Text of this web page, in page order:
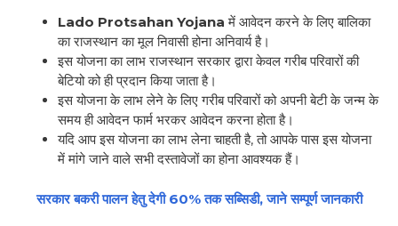
Lado Protsahan Yojana में आवेदन करने के लिए बालिका
का राजस्थान का मूल निवासी होना अनिवार्य है।
इस योजना का लाभ राजस्थान सरकार द्वारा केवल गरीब परिवारों की
बेटियो को ही प्रदान किया जाता है।
इस योजना के लाभ लेने के लिए गरीब परिवारों को अपनी बेटी के जन्म के
समय ही आवेदन फार्म भरकर आवेदन करना होता है।
यदि आप इस योजना का लाभ लेना चाहती है, तो आपके पास इस योजना
में मांगे जाने वाले सभी दस्तावेजों का होना आवश्यक हैं।
सरकार बकरी पालन हेतु देगी 60% तक सब्सिडी, जाने सम्पूर्ण जानकारी